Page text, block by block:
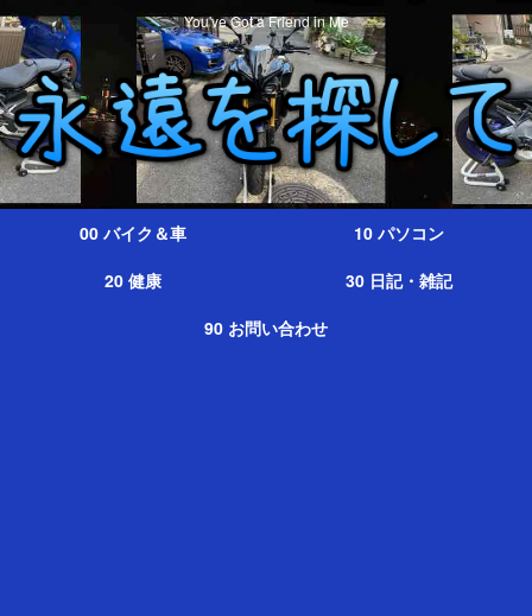
You've Got a Friend in Me
00 バイク＆車
10 パソコン
20 健康
30 日記・雑記
90 お問い合わせ